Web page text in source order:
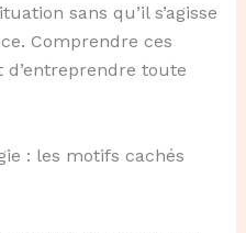
sans qu’il s’agisse
Comprendre ces
d’entreprendre toute
: les motifs cachés